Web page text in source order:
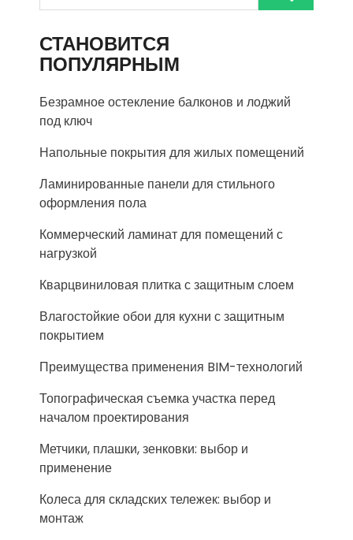
СТАНОВИТСЯ
ПОПУЛЯРНЫМ
Безрамное остекление балконов и лоджий
под ключ
Напольные покрытия для жилых помещений
Ламинированные панели для стильного
оформления пола
Коммерческий ламинат для помещений с
нагрузкой
Кварцвиниловая плитка с защитным слоем
Влагостойкие обои для кухни с защитным
покрытием
Преимущества применения BIM-технологий
Топографическая съемка участка перед
началом проектирования
Метчики, плашки, зенковки: выбор и
применение
Колеса для складских тележек: выбор и
монтаж